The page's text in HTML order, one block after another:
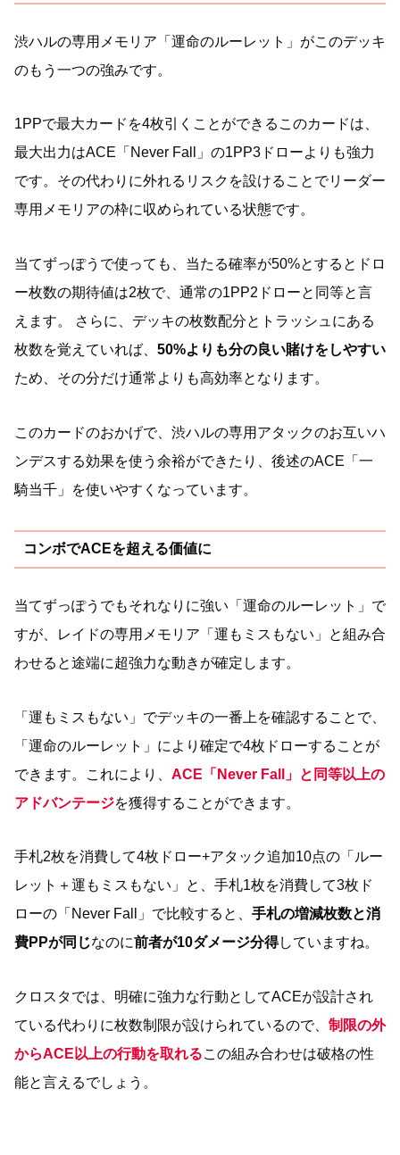
渋ハルの専用メモリア「運命のルーレット」がこのデッキ
のもう一つの強みです。
1PPで最大カードを4枚引くことができるこのカードは、
最大出力はACE「Never Fall」の1PP3ドローよりも強力
です。その代わりに外れるリスクを設けることでリーダー
専用メモリアの枠に収められている状態です。
当てずっぽうで使っても、当たる確率が50%とするとドロ
ー枚数の期待値は2枚で、通常の1PP2ドローと同等と言
えます。 さらに、デッキの枚数配分とトラッシュにある
枚数を覚えていれば、 50%よりも分の良い賭けをしやすい
ため、その分だけ通常よりも高効率となります。
このカードのおかげで、渋ハルの専用アタックのお互いハ
ンデスする効果を使う余裕ができたり、後述のACE「一
騎当千」を使いやすくなっています。
コンボでACEを超える価値に
当てずっぽうでもそれなりに強い「運命のルーレット」で
すが、レイドの専用メモリア「運もミスもない」と組み合
わせると途端に超強力な動きが確定します。
「運もミスもない」でデッキの一番上を確認することで、
「運命のルーレット」により確定で4枚ドローすることが
できます。これにより、 ACE「Never Fall」と同等以上の
アドバンテージを獲得することができます。
手札2枚を消費して4枚ドロー+アタック追加10点の「ルー
レット＋運もミスもない」と、手札1枚を消費して3枚ド
ローの「Never Fall」で比較すると、 手札の増減枚数と消
費PPが同じなのに前者が10ダメージ分得していますね。
クロスタでは、明確に強力な行動としてACEが設計され
ている代わりに枚数制限が設けられているので、 制限の外
からACE以上の行動を取れるこの組み合わせは破格の性
能と言えるでしょう。